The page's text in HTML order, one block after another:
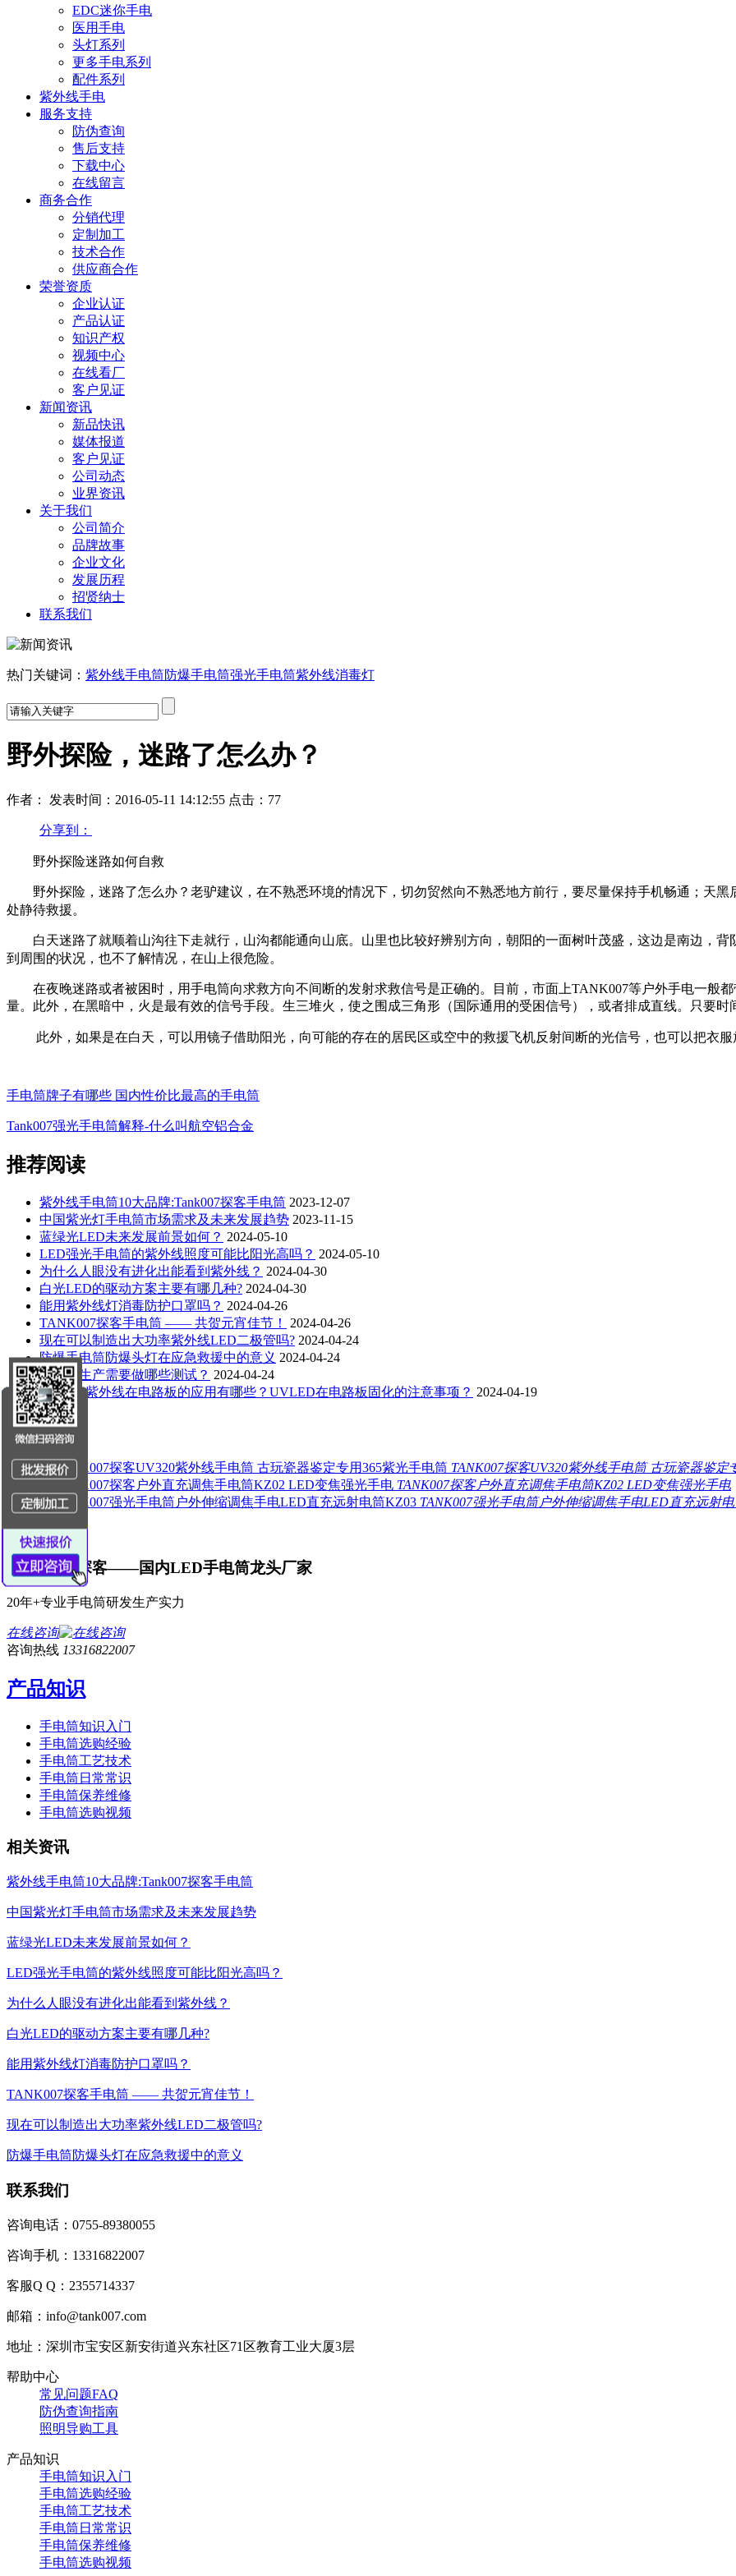
EDC迷你手电
医用手电
头灯系列
更多手电系列
配件系列
紫外线手电
服务支持
防伪查询
售后支持
下载中心
在线留言
商务合作
分销代理
定制加工
技术合作
供应商合作
荣誉资质
企业认证
产品认证
知识产权
视频中心
在线看厂
客户见证
新闻资讯
新品快讯
媒体报道
客户见证
公司动态
业界资讯
关于我们
公司简介
品牌故事
企业文化
发展历程
招贤纳士
联系我们
热门关键词： 紫外线手电筒防爆手电筒强光手电筒紫外线消毒灯
野外探险，迷路了怎么办？
作者： 发表时间：2016-05-11 14:12:55 点击：77
分享到：
野外探险迷路如何自救
野外探险，迷路了怎么办？老驴建议，在不熟悉环境的情况下，切勿贸然向不熟悉地方前行，要尽量保持手机畅通；天
处静待救援。
白天迷路了就顺着山沟往下走就行，山沟都能通向山底。山里也比较好辨别方向，朝阳的一面树叶茂盛，这边是南边，
到周围的状况，也不了解情况，在山上很危险。
在夜晚迷路或者被困时，用手电筒向求救方向不间断的发射求救信号是正确的。目前，市面上TANK007等户外手电一般
量。此外，在黑暗中，火是最有效的信号手段。生三堆火，使之围成三角形（国际通用的受困信号），或者排成直线。只要
此外，如果是在白天，可以用镜子借助阳光，向可能的存在的居民区或空中的救援飞机反射间断的光信号，也可以把衣
手电筒牌子有哪些 国内性价比最高的手电筒
Tank007强光手电筒解释-什么叫航空铝合金
推荐阅读
紫外线手电筒10大品牌:Tank007探客手电筒 2023-12-07
中国紫光灯手电筒市场需求及未来发展趋势 2023-11-15
蓝绿光LED未来发展前景如何？ 2024-05-10
LED强光手电筒的紫外线照度可能比阳光高吗？ 2024-05-10
为什么人眼没有进化出能看到紫外线？ 2024-04-30
白光LED的驱动方案主要有哪几种? 2024-04-30
能用紫外线灯消毒防护口罩吗？ 2024-04-26
TANK007探客手电筒 —— 共贺元宵佳节！
2024-04-26
现在可以制造出大功率紫外线LED二极管吗? 2024-04-24
防爆手电筒防爆头灯在应急救援中的意义 2024-04-24
手电筒生产需要做哪些测试？ 2024-04-24
UVLED紫外线在电路板的应用有哪些？UVLED在电路板固化的注意事项？ 2024-04-19
为你推荐
TANK007探客UV320紫外线手电筒 古玩瓷器鉴定
TANK007探客户外直充调焦手电筒KZ02 LED变焦强光手电
TANK007强光手电筒户外伸缩调焦手电LED直充远射
TANK007探客——国内LED手电筒龙头厂家
20年+专业手电筒研发生产实力
在线咨询
咨询热线 13316822007
产品知识
手电筒知识入门
手电筒选购经验
手电筒工艺技术
手电筒日常常识
手电筒保养维修
手电筒选购视频
相关资讯
紫外线手电筒10大品牌:Tank007探客手电筒
中国紫光灯手电筒市场需求及未来发展趋势
蓝绿光LED未来发展前景如何？
LED强光手电筒的紫外线照度可能比阳光高吗？
为什么人眼没有进化出能看到紫外线？
白光LED的驱动方案主要有哪几种?
能用紫外线灯消毒防护口罩吗？
TANK007探客手电筒 —— 共贺元宵佳节！
现在可以制造出大功率紫外线LED二极管吗?
防爆手电筒防爆头灯在应急救援中的意义
联系我们
咨询电话：0755-89380055
咨询手机：13316822007
客服Q Q：2355714337
邮箱：info@tank007.com
地址：深圳市宝安区新安街道兴东社区71区教育工业大厦3层
帮助中心
常见问题FAQ
防伪查询指南
照明导购工具
产品知识
手电筒知识入门
手电筒选购经验
手电筒工艺技术
手电筒日常常识
手电筒保养维修
手电筒选购视频